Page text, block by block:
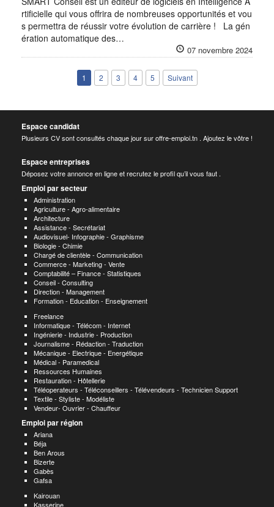
rtificielle qui vous offrira de nombreuses opportunités et vou
s permettra de réussir votre évolution de carrière ! La gén
ération automatique des…
07 novembre 2024
1 2 3 4 5 Suivant
Espace candidat
Plusieurs CV sont consultés chaque jour sur offre-emploi.tn . Ajoutez le vôtre !
Espace entreprises
Déposez votre annonce en ligne et recrutez le profil qu’il vous faut .
Emploi par secteur
Administration
Agriculture - Agro-alimentaire
Architecture
Assistance - Secrétariat
Audiovisuel- Infographie - Graphisme
Biologie - Chimie
Chargé de clientèle - Communication
Commerce - Marketing - Vente
Comptabilité – Finance - Statistiques
Conseil - Consulting
Direction - Management
Formation - Education - Enseignement
Freelance
Informatique - Télécom - Internet
Ingénierie - Industrie - Production
Journalisme - Rédaction - Traduction
Mécanique - Electrique - Energétique
Médical - Paramedical
Ressources Humaines
Restauration - Hôtellerie
Téléoperateurs - Téléconseillers - Télévendeurs - Technicien Support
Textile - Styliste - Modéliste
Vendeur- Ouvrier - Chauffeur
Emploi par région
Ariana
Béja
Ben Arous
Bizerte
Gabès
Gafsa
Kairouan
Kasserine